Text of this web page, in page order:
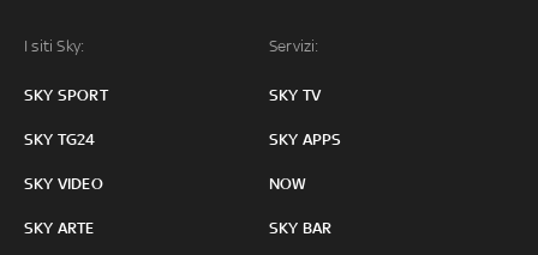
I siti Sky:
SKY SPORT
SKY TG24
SKY VIDEO
SKY ARTE
Servizi:
SKY TV
SKY APPS
NOW
SKY BAR